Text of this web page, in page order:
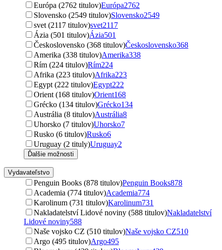
Európa (2762 titulov)Európa2762
Slovensko (2549 titulov)Slovensko2549
svet (2117 titulov)svet2117
Ázia (501 titulov)Ázia501
Československo (368 titulov)Československo368
Amerika (338 titulov)Amerika338
Rím (224 titulov)Rím224
Afrika (223 titulov)Afrika223
Egypt (222 titulov)Egypt222
Orient (168 titulov)Orient168
Grécko (134 titulov)Grécko134
Austrália (8 titulov)Austrália8
Uhorsko (7 titulov)Uhorsko7
Rusko (6 titulov)Rusko6
Uruguay (2 tituly)Uruguay2
Ďalšie možnosti
Vydavateľstvo
Penguin Books (878 titulov)Penguin Books878
Academia (774 titulov)Academia774
Karolinum (731 titulov)Karolinum731
Nakladatelství Lidové noviny (588 titulov)Nakladatelství
Lidové noviny588
Naše vojsko CZ (510 titulov)Naše vojsko CZ510
Argo (495 titulov)Argo495